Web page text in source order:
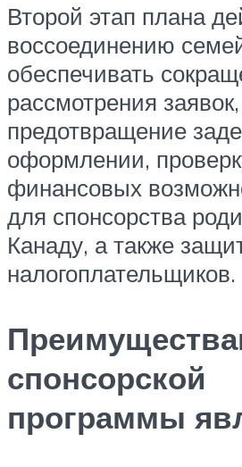
Второй этап плана
воссоединению
обеспечивать
рассмотрения
предотвращение
оформлении,
финансовых
для спонсорства
Канаду, а также
налогоплательщиков.
спонсорской
программы